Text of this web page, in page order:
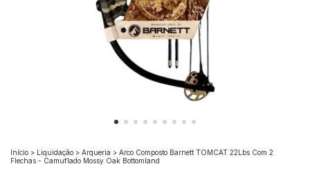
Início > Liquidação > Arqueria > Arco Composto Barnett TOMCAT 22Lbs Com 2
Flechas - Camuflado Mossy Oak Bottomland